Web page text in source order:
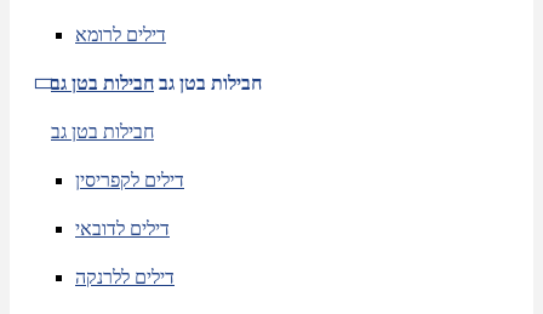
דילים לרומא
חבילות בטן גב חבילות בטן גב
חבילות בטן גב
דילים לקפריסין
דילים לדובאי
דילים ללרנקה